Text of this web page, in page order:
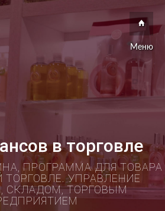
Меню
в торговле
ПРОГРАММА ДЛЯ ТОВАРА
УПРАВЛЕНИЕ
СКЛАДОМ, ТОРГОВЫМ